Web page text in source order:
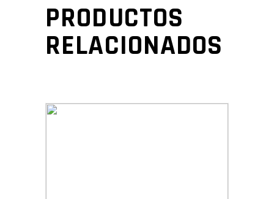
PRODUCTOS
RELACIONADOS